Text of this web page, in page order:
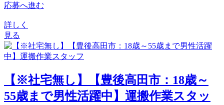
応募へ進む
詳しく
見る
【※社宅無し】【豊後高田市：18歳～
55歳まで男性活躍中】運搬作業スタッ